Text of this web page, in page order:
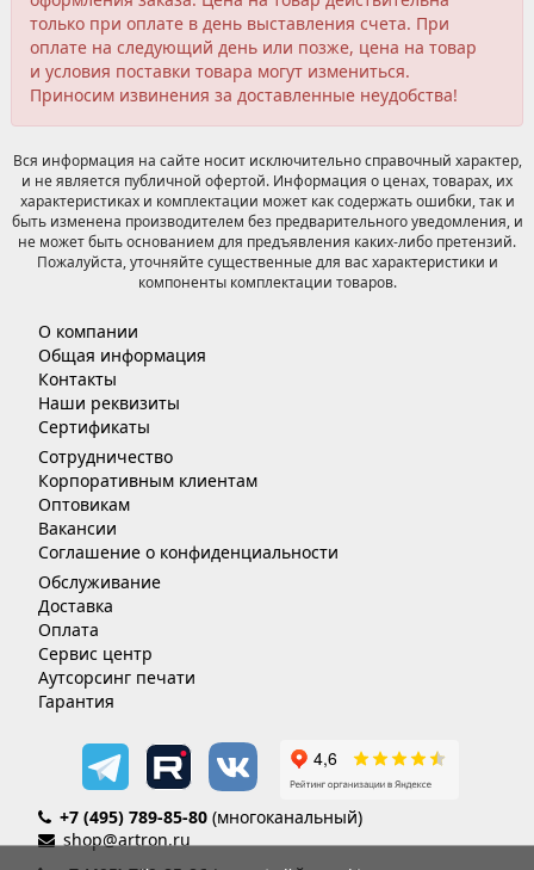
только при оплате в день выставления счета. При
оплате на следующий день или позже, цена на товар
и условия поставки товара могут измениться.
Приносим извинения за доставленные неудобства!
Вся информация на сайте носит исключительно справочный характер,
и не является публичной офертой. Информация о ценах, товарах, их
характеристиках и комплектации может как содержать ошибки, так и
быть изменена производителем без предварительного уведомления, и
не может быть основанием для предъявления каких-либо претензий.
Пожалуйста, уточняйте существенные для вас характеристики и
компоненты комплектации товаров.
О компании
Общая информация
Контакты
Наши реквизиты
Сертификаты
Сотрудничество
Корпоративным клиентам
Оптовикам
Вакансии
Соглашение о конфиденциальности
Обслуживание
Доставка
Оплата
Сервис центр
Аутсорсинг печати
Гарантия
+7 (495) 789-85-80 (многоканальный)
shop@artron.ru